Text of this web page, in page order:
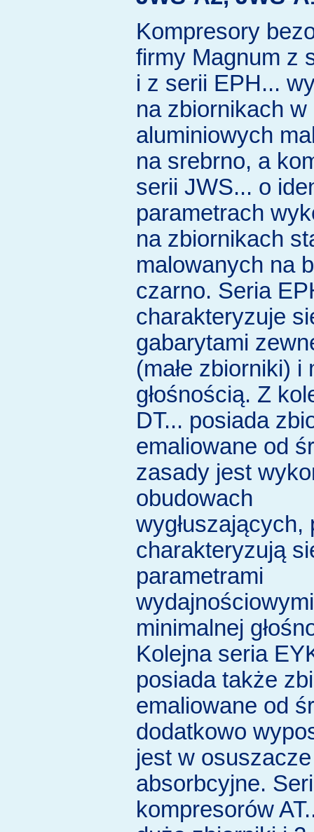
Kompresory
firmy Magnum z
i z serii EPH...
na zbiornikach w
aluminiowych
na srebrno, a
serii JWS... o
parametrach
na zbiornikach
malowanych na
czarno. Seria
charakteryzuje
gabarytami
(małe zbiorniki) i
głośnością. Z
DT... posiada
emaliowane od
zasady jest
obudowach
wygłuszających,
charakteryzują
parametrami
minimalnej
Kolejna seria
posiada także
emaliowane od
dodatkowo
jest w osuszacze
absorbcyjne.
kompresorów